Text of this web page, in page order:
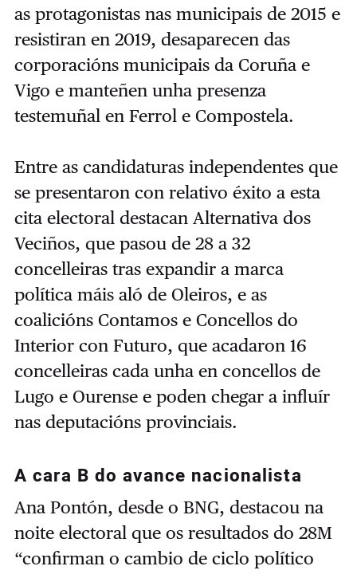
as protagonistas nas municipais de 2015 e
resistiran en 2019, desaparecen das
corporacións municipais da Coruña e
Vigo e manteñen unha presenza
testemuñal en Ferrol e Compostela.
Entre as candidaturas independentes que
se presentaron con relativo éxito a esta
cita electoral destacan Alternativa dos
Veciños, que pasou de 28 a 32
concelleiras tras expandir a marca
política máis aló de Oleiros, e as
coalicións Contamos e Concellos do
Interior con Futuro, que acadaron 16
concelleiras cada unha en concellos de
Lugo e Ourense e poden chegar a influír
nas deputacións provinciais.
A cara B do avance nacionalista
Ana Pontón, desde o BNG, destacou na
noite electoral que os resultados do 28M
“confirman o cambio de ciclo político